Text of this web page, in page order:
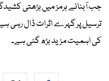
جب آبنائے ہرمز میں بڑھتی
ترسیل پر گہرے اثرات ڈال رہی
کی اہمیت مزید بڑھ گئی ہے۔